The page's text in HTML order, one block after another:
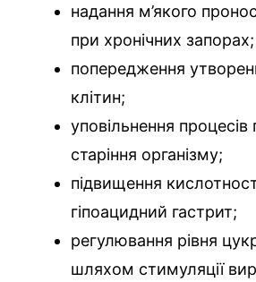
надання м’якого
при хронічних запорах;
попередження
клітин;
уповільнення
старіння організму;
підвищення
гіпоацидний гастрит;
регулювання рівня
шляхом стимуляції